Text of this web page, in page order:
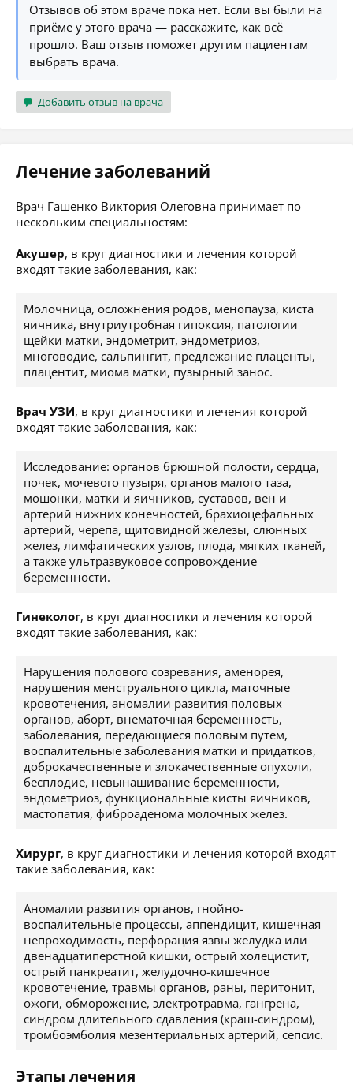
Отзывов об этом враче пока нет. Если вы были на
приёме у этого врача — расскажите, как всё
прошло. Ваш отзыв поможет другим пациентам
выбрать врача.
Добавить отзыв на врача
Лечение заболеваний
Врач Гашенко Виктория Олеговна принимает по
нескольким специальностям:
Акушер, в круг диагностики и лечения которой
входят такие заболевания, как:
Молочница, осложнения родов, менопауза, киста
яичника, внутриутробная гипоксия, патологии
щейки матки, эндометрит, эндометриоз,
многоводие, сальпингит, предлежание плаценты,
плацентит, миома матки, пузырный занос.
Врач УЗИ, в круг диагностики и лечения которой
входят такие заболевания, как:
Исследование: органов брюшной полости, сердца,
почек, мочевого пузыря, органов малого таза,
мошонки, матки и яичников, суставов, вен и
артерий нижних конечностей, брахиоцефальных
артерий, черепа, щитовидной железы, слюнных
желез, лимфатических узлов, плода, мягких тканей,
а также ультразвуковое сопровождение
беременности.
Гинеколог, в круг диагностики и лечения которой
входят такие заболевания, как:
Нарушения полового созревания, аменорея,
нарушения менструального цикла, маточные
кровотечения, аномалии развития половых
органов, аборт, внематочная беременность,
заболевания, передающиеся половым путем,
воспалительные заболевания матки и придатков,
доброкачественные и злокачественные опухоли,
бесплодие, невынашивание беременности,
эндометриоз, функциональные кисты яичников,
мастопатия, фиброаденома молочных желез.
Хирург, в круг диагностики и лечения которой входят
такие заболевания, как:
Аномалии развития органов, гнойно-
воспалительные процессы, аппендицит, кишечная
непроходимость, перфорация язвы желудка или
двенадцатиперстной кишки, острый холецистит,
острый панкреатит, желудочно-кишечное
кровотечение, травмы органов, раны, перитонит,
ожоги, обморожение, электротравма, гангрена,
синдром длительного сдавления (краш-синдром),
тромбоэмболия мезентериальных артерий, сепсис.
Этапы лечения